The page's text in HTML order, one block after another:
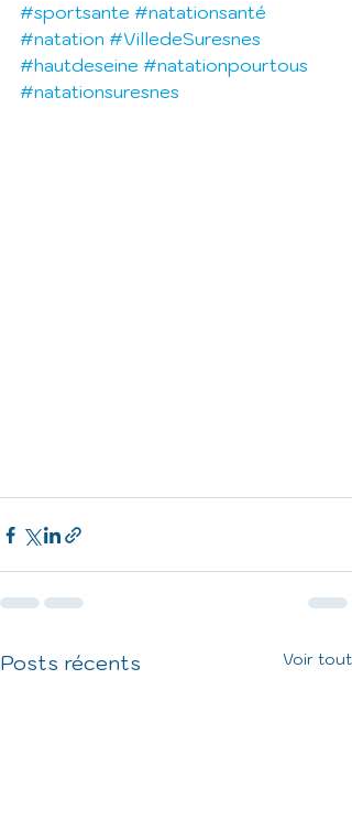
#sportsante #natationsanté
#natation #VilledeSuresnes
#hautdeseine #natationpourtous
#natationsuresnes
Posts récents Voir tout